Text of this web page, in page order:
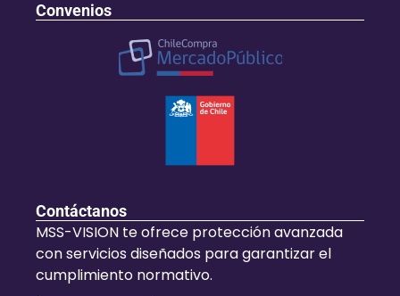
Convenios
Contáctanos
MSS-VISION te ofrece protección avanzada
con servicios diseñados para garantizar el
cumplimiento normativo.